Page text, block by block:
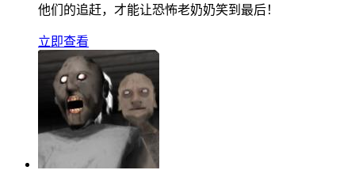
他们的追赶，才能让恐怖老奶奶笑到最后！
立即查看